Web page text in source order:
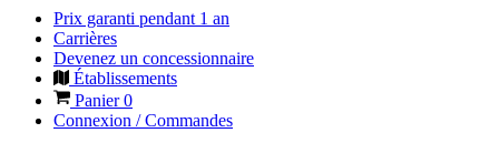
Prix garanti pendant 1 an
Carrières
Devenez un concessionnaire
Établissements
Panier0
Connexion / Commandes